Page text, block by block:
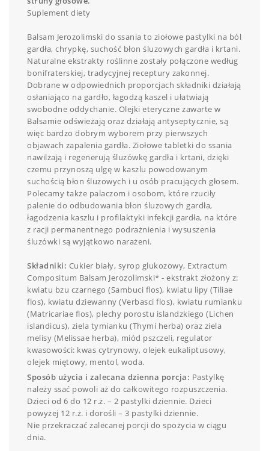
Suplement diety
Balsam Jerozolimski do ssania to ziołowe pastylki na ból
gardła, chrypkę, suchość błon śluzowych gardła i krtani.
Naturalne ekstrakty roślinne zostały połączone według
bonifraterskiej, tradycyjnej receptury zakonnej.
Dobrane w odpowiednich proporcjach składniki działają
osłaniająco na gardło, łagodzą kaszel i ułatwiają
swobodne oddychanie. Olejki eteryczne zawarte w
Balsamie odświeżają oraz działają antyseptycznie, są
więc bardzo dobrym wyborem przy pierwszych
objawach zapalenia gardła. Ziołowe tabletki do ssania
nawilżają i regenerują śluzówkę gardła i krtani, dzięki
czemu przynoszą ulgę w kaszlu powodowanym
suchością błon śluzowych i u osób pracujących głosem.
Polecamy także palaczom i osobom, które rzuciły
palenie do odbudowania błon śluzowych gardła,
łagodzenia kaszlu i profilaktyki infekcji gardła, na które
z racji permanentnego podrażnienia i wysuszenia
śluzówki są wyjątkowo narażeni.
Składniki: Cukier biały, syrop glukozowy, Extractum
Compositum Balsam Jerozolimski* - ekstrakt złożony z:
kwiatu bzu czarnego (Sambuci flos), kwiatu lipy (Tiliae
flos), kwiatu dziewanny (Verbasci flos), kwiatu rumianku
(Matricariae flos), plechy porostu islandzkiego (Lichen
islandicus), ziela tymianku (Thymi herba) oraz ziela
melisy (Melissae herba), miód pszczeli, regulator
kwasowości: kwas cytrynowy, olejek eukaliptusowy,
olejek miętowy, mentol, woda.
Sposób użycia i zalecana dzienna porcja: Pastylkę
należy ssać powoli aż do całkowitego rozpuszczenia.
Dzieci od 6 do 12 r.ż. – 2 pastylki dziennie. Dzieci
powyżej 12 r.ż. i dorośli – 3 pastylki dziennie.
Nie przekraczać zalecanej porcji do spożycia w ciągu
dnia.